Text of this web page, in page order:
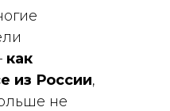
как
из России,
не